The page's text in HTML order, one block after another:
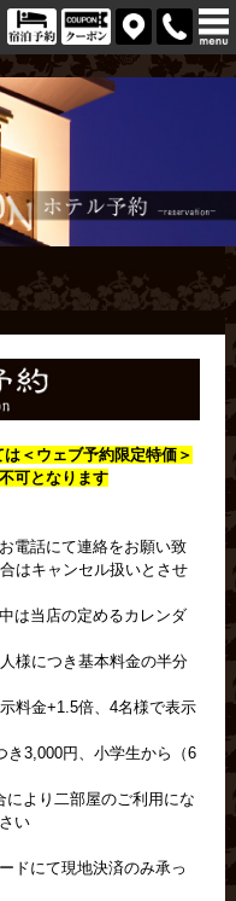
＜ウェブ予約限定特価＞
可となります
電話にて連絡をお願い致
はキャンセル扱いとさせ
は当店の定めるカレンダ
様につき基本料金の半分
料金+1.5倍、4名様で表示
3,000円、小学生から（6
より二部屋のご利用にな
い
ドにて現地決済のみ承っ